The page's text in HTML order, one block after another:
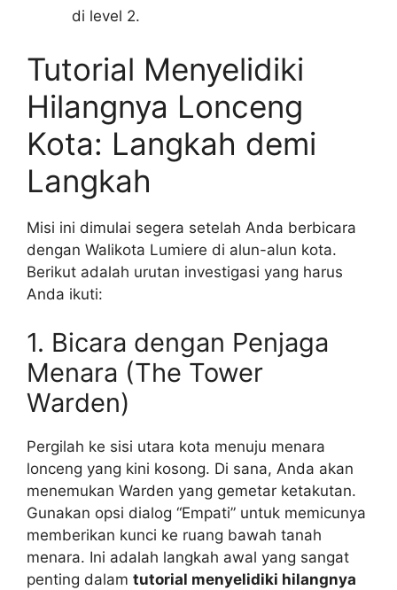
di level 2.
Tutorial Menyelidiki
Hilangnya Lonceng
Kota: Langkah demi
Langkah
Misi ini dimulai segera setelah Anda berbicara
dengan Walikota Lumiere di alun-alun kota.
Berikut adalah urutan investigasi yang harus
Anda ikuti:
1. Bicara dengan Penjaga
Menara (The Tower
Warden)
Pergilah ke sisi utara kota menuju menara
lonceng yang kini kosong. Di sana, Anda akan
menemukan Warden yang gemetar ketakutan.
Gunakan opsi dialog “Empati” untuk memicunya
memberikan kunci ke ruang bawah tanah
menara. Ini adalah langkah awal yang sangat
penting dalam tutorial menyelidiki hilangnya